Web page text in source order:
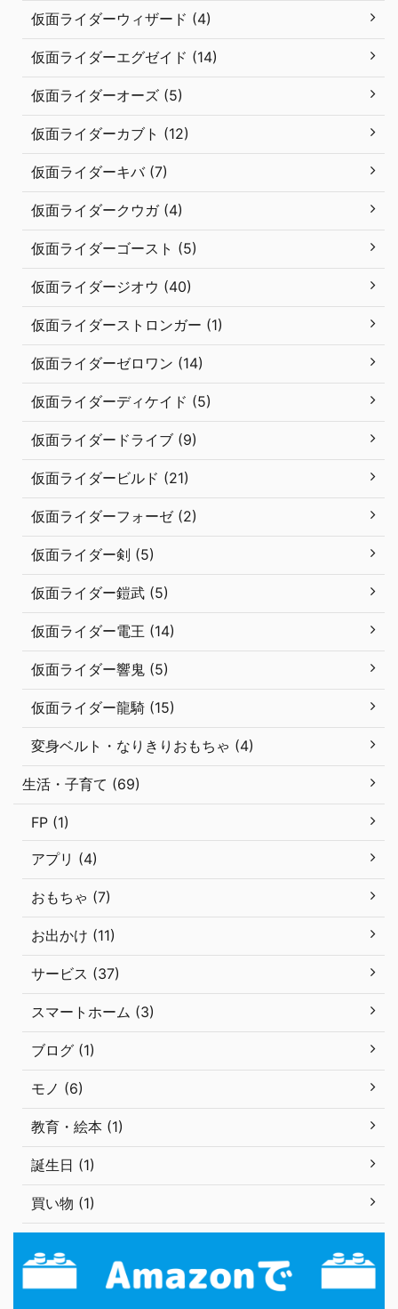
仮面ライダーウィザード (4)
仮面ライダーエグゼイド (14)
仮面ライダーオーズ (5)
仮面ライダーカブト (12)
仮面ライダーキバ (7)
仮面ライダークウガ (4)
仮面ライダーゴースト (5)
仮面ライダージオウ (40)
仮面ライダーストロンガー (1)
仮面ライダーゼロワン (14)
仮面ライダーディケイド (5)
仮面ライダードライブ (9)
仮面ライダービルド (21)
仮面ライダーフォーゼ (2)
仮面ライダー剣 (5)
仮面ライダー鎧武 (5)
仮面ライダー電王 (14)
仮面ライダー響鬼 (5)
仮面ライダー龍騎 (15)
変身ベルト・なりきりおもちゃ (4)
生活・子育て (69)
FP (1)
アプリ (4)
おもちゃ (7)
お出かけ (11)
サービス (37)
スマートホーム (3)
ブログ (1)
モノ (6)
教育・絵本 (1)
誕生日 (1)
買い物 (1)